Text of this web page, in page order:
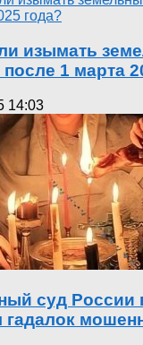
изымать
после 1 марта
14:03
суд России
гадалок